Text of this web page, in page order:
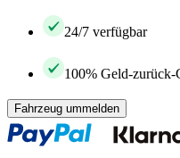
24/7 verfügbar
100% Geld-zurück-
Fahrzeug ummelden